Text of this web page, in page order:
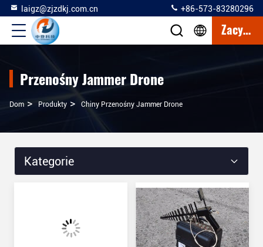
laigz@zjzdkj.com.cn +86-573-83280296
Zacytować
Przenośny Jammer Drone
Dom > Produkty > Chiny Przenośny Jammer Drone
Kategorie